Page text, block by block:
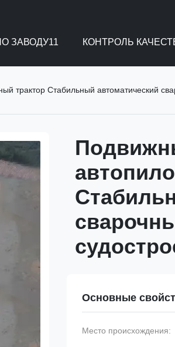
ЗАВОДУ11 КОНТРОЛЬ
трактор Стабильный автоматический
Основные
Место происхождения: